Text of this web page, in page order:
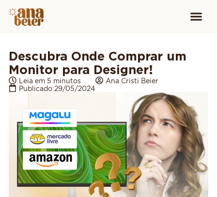
Descubra Onde Comprar um
Monitor para Designer!
Leia em 5 minutos
Ana Cristi Beier
Publicado:29/05/2024